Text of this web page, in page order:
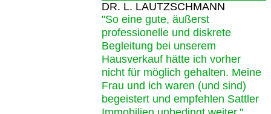
DR. L. LAUTZSCHMANN
"So eine gute, äußerst
professionelle und diskrete
Begleitung bei unserem
Hausverkauf hätte ich vorher
nicht für möglich gehalten. Meine
Frau und ich waren (und sind)
begeistert und empfehlen Sattler